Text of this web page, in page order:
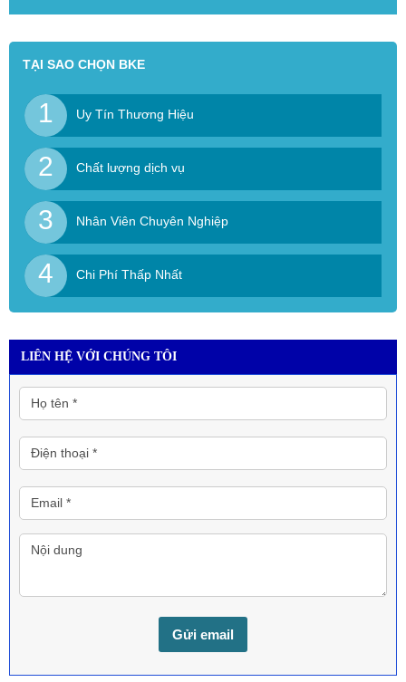
TẠI SAO CHỌN BKE
1 Uy Tín Thương Hiệu
2 Chất lượng dịch vụ
3 Nhân Viên Chuyên Nghiệp
4 Chi Phí Thấp Nhất
LIÊN HỆ VỚI CHÚNG TÔI